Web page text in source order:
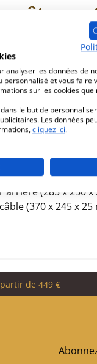
K5698
de
arrière gauche (70
avant gauche (120
arrière (285 x 250 x
(370 x 245 x 25
de 449 €
analyser les données de
personnalisé et vous faire
sur les cookies
le but de
Les données
cliquez ici.